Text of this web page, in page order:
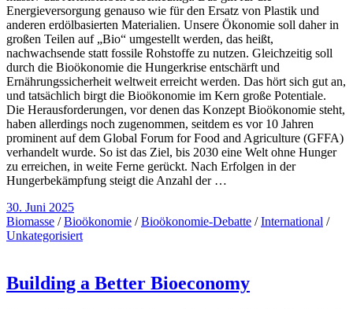
Energieversorgung genauso wie für den Ersatz von Plastik und
anderen erdölbasierten Materialien. Unsere Ökonomie soll daher in
großen Teilen auf „Bio“ umgestellt werden, das heißt,
nachwachsende statt fossile Rohstoffe zu nutzen. Gleichzeitig soll
durch die Bioökonomie die Hungerkrise entschärft und
Ernährungssicherheit weltweit erreicht werden. Das hört sich gut an,
und tatsächlich birgt die Bioökonomie im Kern große Potentiale.
Die Herausforderungen, vor denen das Konzept Bioökonomie steht,
haben allerdings noch zugenommen, seitdem es vor 10 Jahren
prominent auf dem Global Forum for Food and Agriculture (GFFA)
verhandelt wurde. So ist das Ziel, bis 2030 eine Welt ohne Hunger
zu erreichen, in weite Ferne gerückt. Nach Erfolgen in der
Hungerbekämpfung steigt die Anzahl der …
30. Juni 2025
Biomasse /Bioökonomie /Bioökonomie-Debatte /International /
Unkategorisiert
Building a Better Bioeconomy